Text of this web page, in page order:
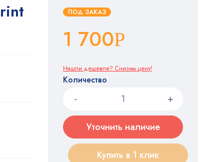
ПОД ЗАКАЗ
1 700Р
Нашли дешевле? Снизим цену!
Количество
Уточнить наличие
Купить в 1 клик